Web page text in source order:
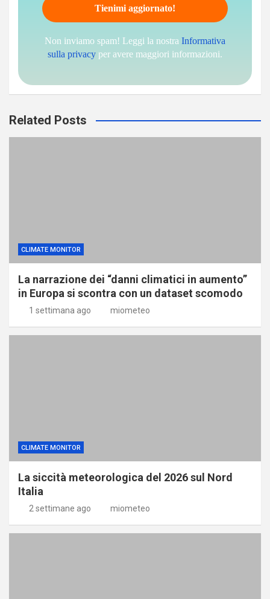
Non inviamo spam! Leggi la nostra Informativa
sulla privacy per avere maggiori informazioni.
Related Posts
CLIMATE MONITOR
La narrazione dei “danni climatici in aumento”
in Europa si scontra con un dataset scomodo
1 settimana ago miometeo
CLIMATE MONITOR
La siccità meteorologica del 2026 sul Nord
Italia
2 settimane ago miometeo